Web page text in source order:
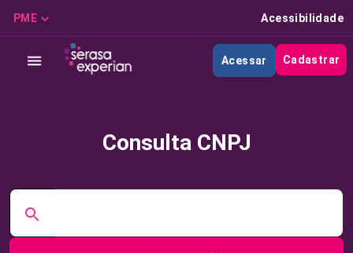
PME Acessibilidade
Acessar Cadastrar
Consulta CNPJ